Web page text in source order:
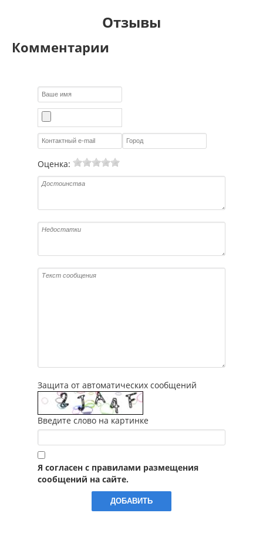
Отзывы
Комментарии
Оценка:
Защита от автоматических сообщений
Введите слово на картинке
Я согласен с правилами размещения
сообщений на сайте.